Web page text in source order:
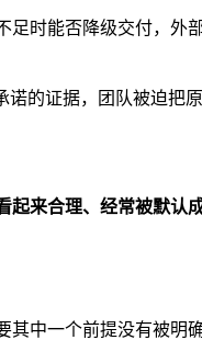
时能否降级交付，外
的证据，团队被迫把
起来合理、经常被默认
中一个前提没有被明